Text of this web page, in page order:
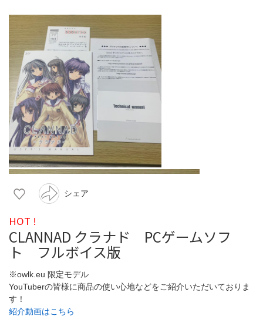
シェア
HOT !
CLANNAD クラナド PCゲームソフ
ト フルボイス版
※owlk.eu 限定モデル
YouTuberの皆様に商品の使い心地などをご紹介いただいておりま
す！
紹介動画はこちら